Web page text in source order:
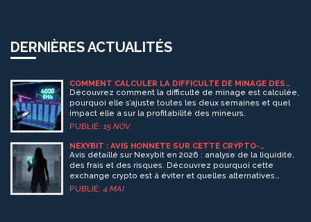
DERNIÈRES ACTUALITÉS
COMMENT CALCULER LA DIFFICULTÉ DE MINAGE DES
CRYPTOMONNAIES
Découvrez comment la difficulté de minage est calculée,
pourquoi elle s’ajuste toutes les deux semaines et quel
impact elle a sur la profitabilité des mineurs.
PUBLIÉ: 15 NOV.
NEXYBIT : AVIS HONNÊTE SUR CETTE CRYPTO-
EXCHANGE EN 2026 (FONCTIONNE-T-ELLE ENCORE ?)
Avis détaillé sur Nexybit en 2026 : analyse de la liquidité,
des frais et des risques. Découvrez pourquoi cette
exchange crypto est à éviter et quelles alternatives
fiables comme Binance ou MEXC proposer.
PUBLIÉ: 4 MAI